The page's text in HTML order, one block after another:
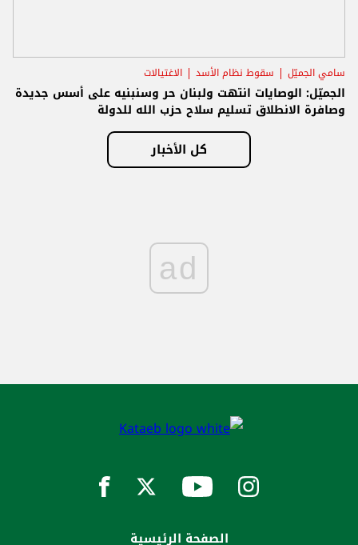
سامي الجميّل سقوط نظام الأسد الاغتيالات
الجميّل: الوصايات انتهت ولبنان حر وسنبنيه على أسس جديدة
وصافرة الانطلاق تسليم سلاح حزب الله للدولة
كل الأخبار
ad
الصفحة الرئيسية